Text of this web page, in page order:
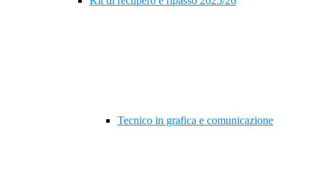
Tecnico in grafica e comunicazione